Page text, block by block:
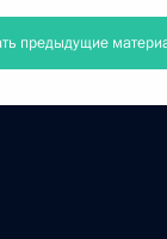
предыдущие